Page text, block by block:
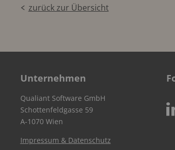
zurück zur Übersicht
Unternehmen
Qualiant Software GmbH
Schottenfeldgasse 59
A-1070 Wien
Impressum & Datenschutz